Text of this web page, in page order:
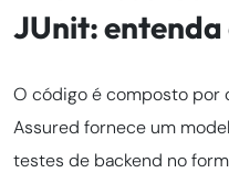
JUnit:
O código é composto por
Assured fornece um
testes de backend no